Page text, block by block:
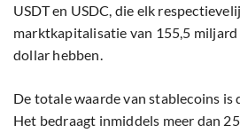
USDT en USDC, die elk
marktkapitalisatie van 155,5
dollar hebben.
De totale waarde van stablecoins is
Het bedraagt inmiddels meer dan